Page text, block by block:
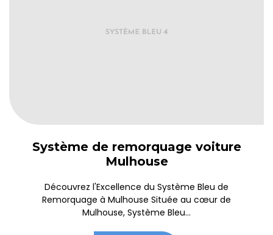
Système de remorquage voiture
Mulhouse
Découvrez l'Excellence du Système Bleu de
Remorquage à Mulhouse Située au cœur de
Mulhouse, Système Bleu...